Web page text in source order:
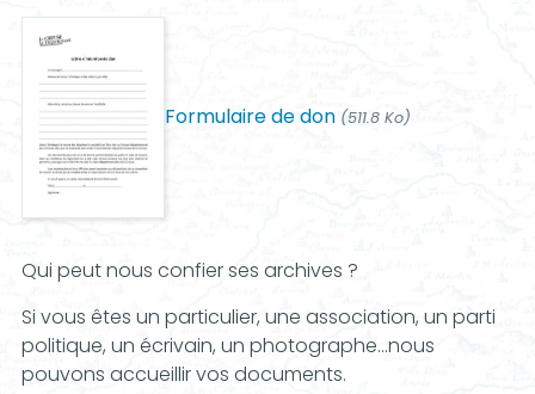
Formulaire de don (511.8 Ko)
Qui peut nous confier ses archives ?
Si vous êtes un particulier, une association, un parti
politique, un écrivain, un photographe...nous
pouvons accueillir vos documents.